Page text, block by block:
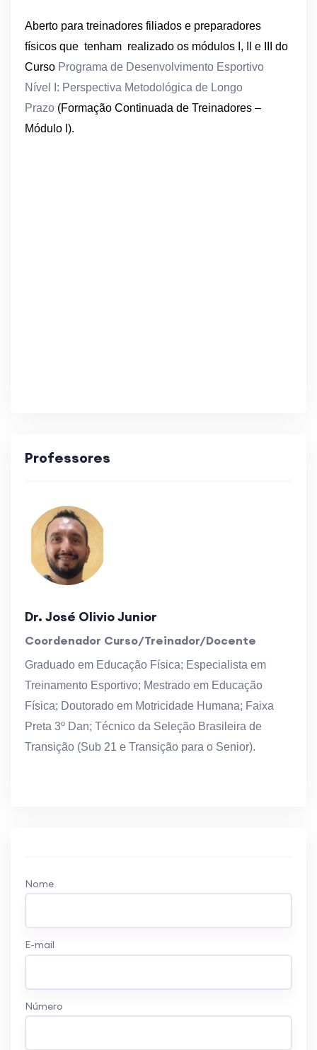
Aberto para treinadores filiados e preparadores
físicos que tenham realizado os módulos I, II e III do
Curso Programa de Desenvolvimento Esportivo
Nível I: Perspectiva Metodológica de Longo
Prazo (Formação Continuada de Treinadores –
Módulo I).
Professores
Dr. José Olivio Junior
Coordenador Curso/Treinador/Docente
Graduado em Educação Física; Especialista em
Treinamento Esportivo; Mestrado em Educação
Física; Doutorado em Motricidade Humana; Faixa
Preta 3º Dan; Técnico da Seleção Brasileira de
Transição (Sub 21 e Transição para o Senior).
Nome
E-mail
Número